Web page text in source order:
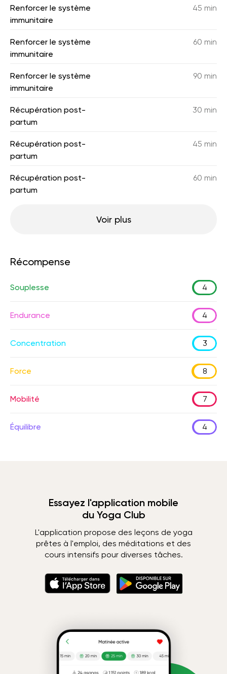
Renforcer le système
immunitaire
45 min
Renforcer le système
immunitaire
60 min
Renforcer le système
immunitaire
90 min
Récupération post-
partum
30 min
Récupération post-
partum
45 min
Récupération post-
partum
60 min
Voir plus
Récompense
Souplesse 4
Endurance 4
Concentration 3
Force 8
Mobilité 7
Équilibre 4
Essayez l'application mobile
du Yoga Club
L'application propose des leçons de yoga
prêtes à l'emploi, des méditations et des
cours intensifs pour diverses tâches.